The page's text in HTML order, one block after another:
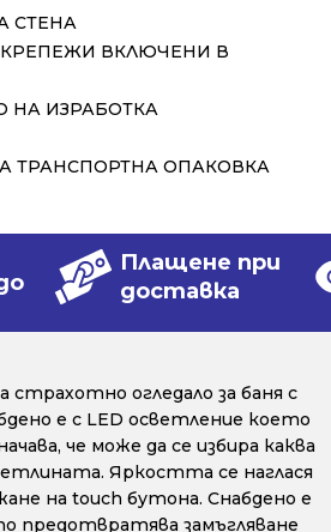
СТЕНА
ВКЛЮЧЕНИ В
НА ИЗРАБОТКА
ТРАНСПОРТНА ОПАКОВКА
Плащене при
доставка
страхотно огледало за баня с
е с LED осветление което
че може да се избира каква
Яркостта се наглася
на touch бутона. Снабдено е
предотвратява замъгляване